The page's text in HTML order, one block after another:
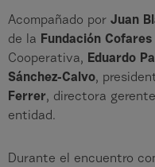
Acompañado por Juan
de la Fundación Cofares
Cooperativa, Eduardo
Sánchez-Calvo,
Ferrer, directora
entidad.
Durante el encuentro